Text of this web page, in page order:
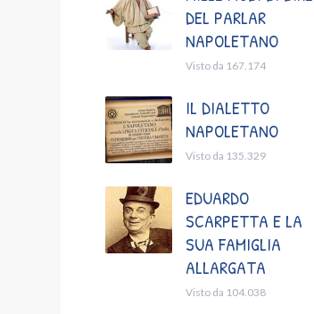
DEL PARLAR
NAPOLETANO
Visto da 167.174
IL DIALETTO
NAPOLETANO
Visto da 135.329
EDUARDO
SCARPETTA E LA
SUA FAMIGLIA
ALLARGATA
Visto da 104.038